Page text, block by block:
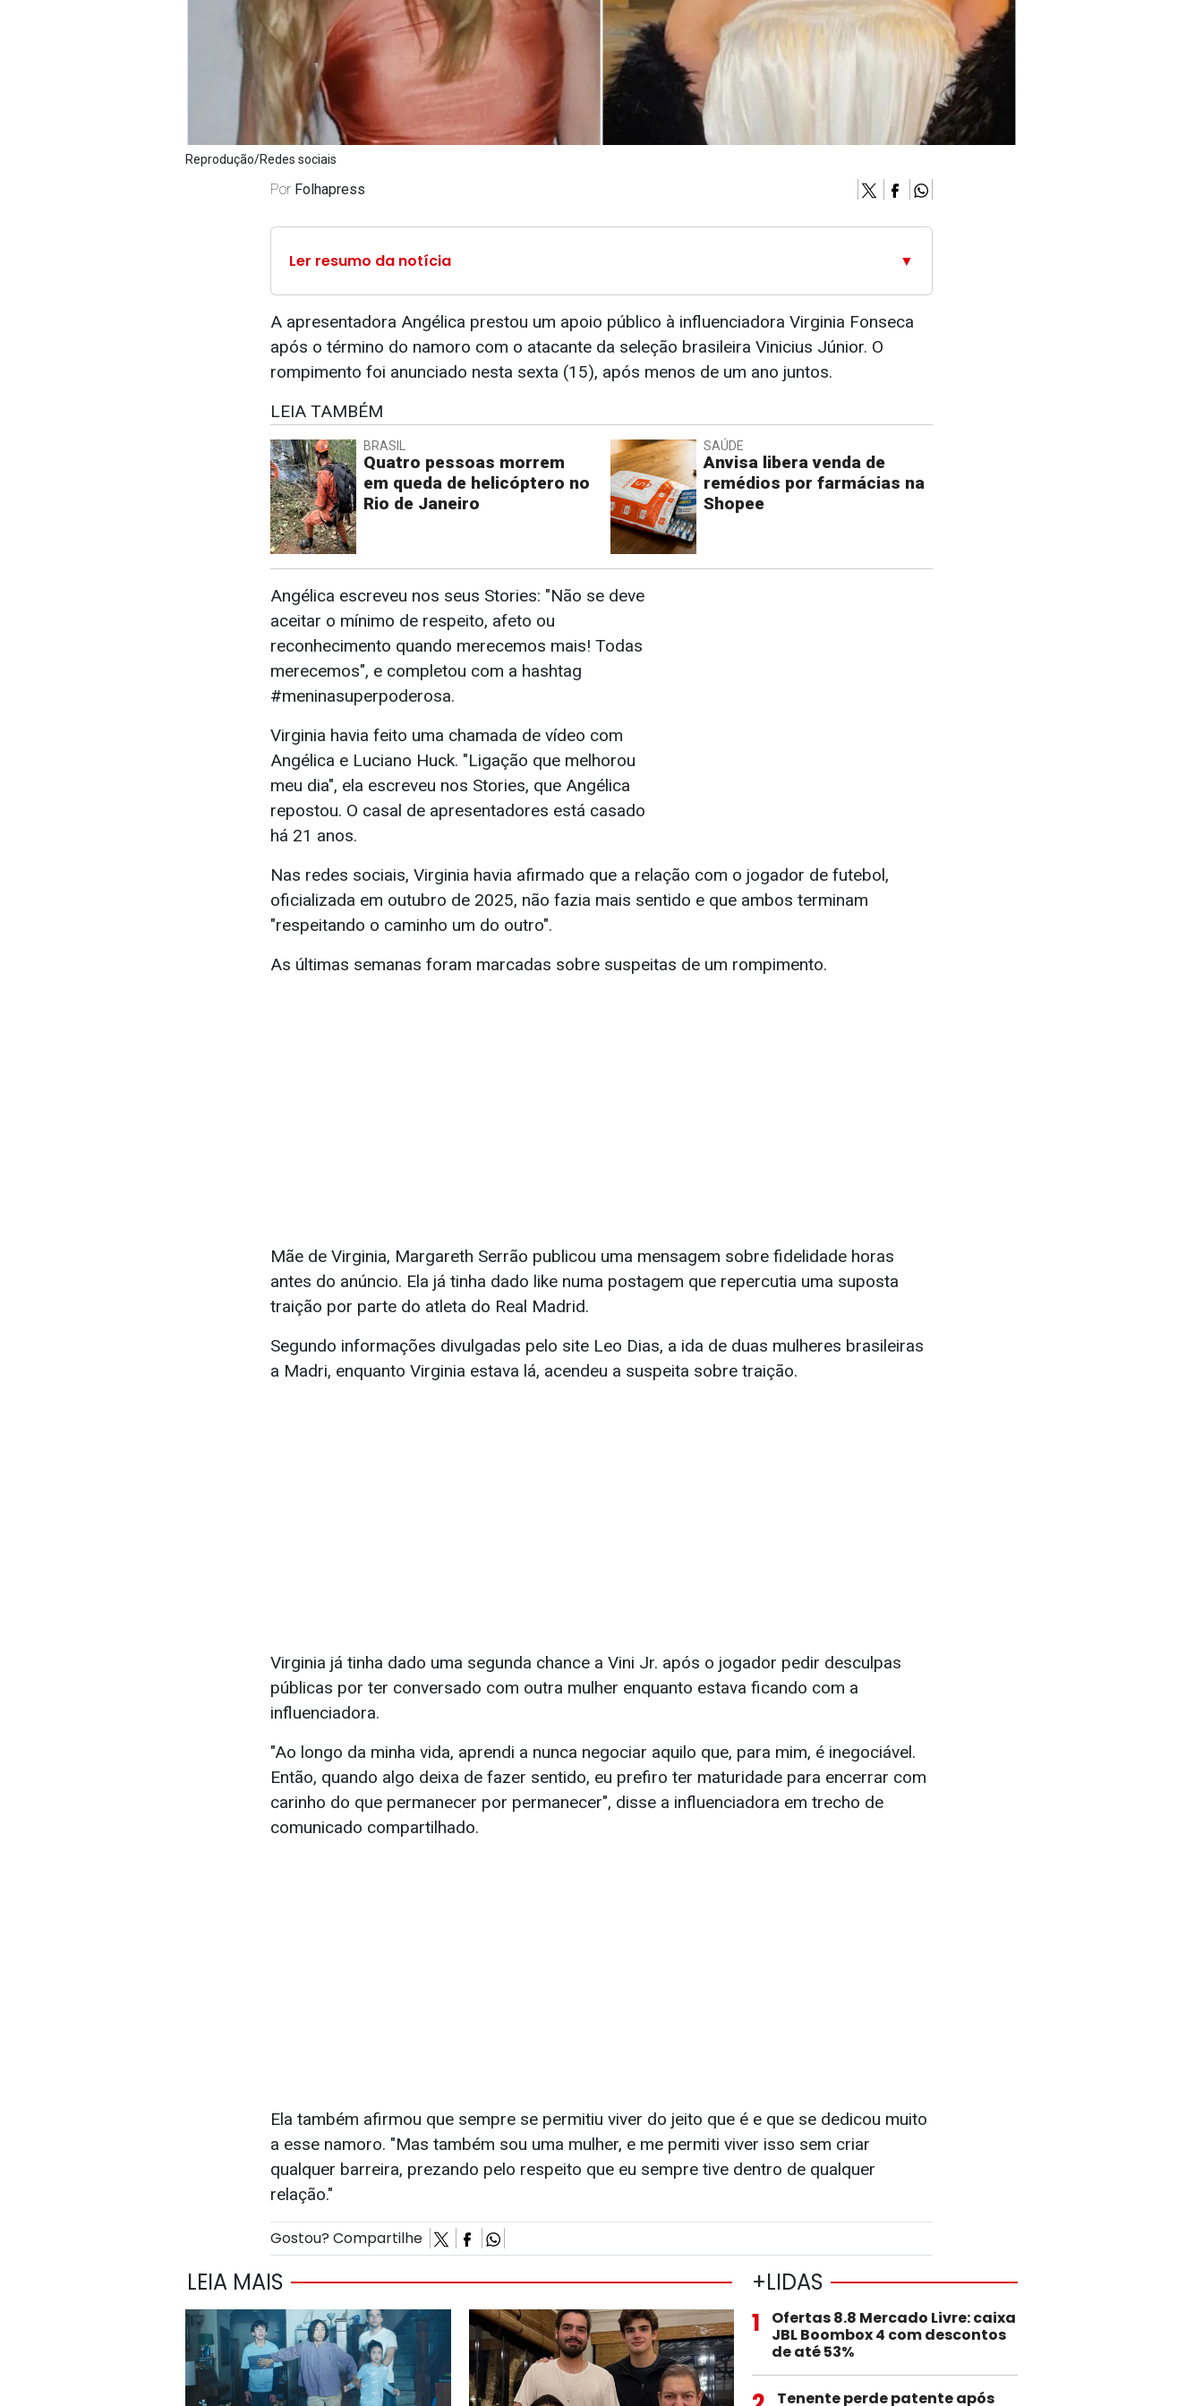
Reprodução/Redes sociais
Por Folhapress
Ler resumo da notícia ▼
A apresentadora Angélica prestou um apoio público à influenciadora Virginia Fonseca
após o término do namoro com o atacante da seleção brasileira Vinicius Júnior. O
rompimento foi anunciado nesta sexta (15), após menos de um ano juntos.
LEIA TAMBÉM
BRASIL
Quatro pessoas morrem
em queda de helicóptero no
Rio de Janeiro
SAÚDE
Anvisa libera venda de
remédios por farmácias na
Shopee
Angélica escreveu nos seus Stories: "Não se deve
aceitar o mínimo de respeito, afeto ou
reconhecimento quando merecemos mais! Todas
merecemos", e completou com a hashtag
#meninasuperpoderosa.
Virginia havia feito uma chamada de vídeo com
Angélica e Luciano Huck. "Ligação que melhorou
meu dia", ela escreveu nos Stories, que Angélica
repostou. O casal de apresentadores está casado
há 21 anos.
Nas redes sociais, Virginia havia afirmado que a relação com o jogador de futebol,
oficializada em outubro de 2025, não fazia mais sentido e que ambos terminam
"respeitando o caminho um do outro".
As últimas semanas foram marcadas sobre suspeitas de um rompimento.
Mãe de Virginia, Margareth Serrão publicou uma mensagem sobre fidelidade horas
antes do anúncio. Ela já tinha dado like numa postagem que repercutia uma suposta
traição por parte do atleta do Real Madrid.
Segundo informações divulgadas pelo site Leo Dias, a ida de duas mulheres brasileiras
a Madri, enquanto Virginia estava lá, acendeu a suspeita sobre traição.
Virginia já tinha dado uma segunda chance a Vini Jr. após o jogador pedir desculpas
públicas por ter conversado com outra mulher enquanto estava ficando com a
influenciadora.
"Ao longo da minha vida, aprendi a nunca negociar aquilo que, para mim, é inegociável.
Então, quando algo deixa de fazer sentido, eu prefiro ter maturidade para encerrar com
carinho do que permanecer por permanecer", disse a influenciadora em trecho de
comunicado compartilhado.
Ela também afirmou que sempre se permitiu viver do jeito que é e que se dedicou muito
a esse namoro. "Mas também sou uma mulher, e me permiti viver isso sem criar
qualquer barreira, prezando pelo respeito que eu sempre tive dentro de qualquer
relação."
Gostou? Compartilhe
LEIA MAIS +LIDAS
1
Ofertas 8.8 Mercado Livre: caixa
JBL Boombox 4 com descontos
de até 53%
Tenente perde patente após